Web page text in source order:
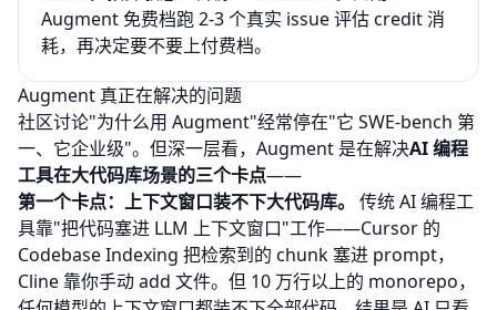
Augment 免费档跑 2-3 个真实 issue 评估 credit 消
耗，再决定要不要上付费档。
Augment 真正在解决的问题
社区讨论"为什么用 Augment"经常停在"它 SWE-bench 第
一、它企业级"。但深一层看，Augment 是在解决AI 编程
工具在大代码库场景的三个卡点——
第一个卡点：上下文窗口装不下大代码库。 传统 AI 编程工
具靠"把代码塞进 LLM 上下文窗口"工作——Cursor 的
Codebase Indexing 把检索到的 chunk 塞进 prompt，
Cline 靠你手动 add 文件。但 10 万行以上的 monorepo，